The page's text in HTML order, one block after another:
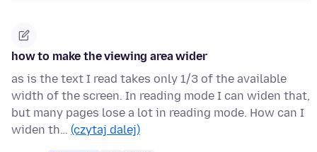
how to make the viewing area wider
as is the text I read takes only 1/3 of the available
width of the screen. In reading mode I can widen that,
but many pages lose a lot in reading mode. How can I
widen th… (czytaj dalej)